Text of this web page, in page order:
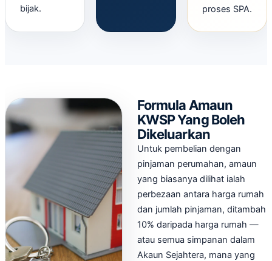
bijak.
proses SPA.
Formula Amaun
KWSP Yang Boleh
Dikeluarkan
Untuk pembelian dengan
pinjaman perumahan, amaun
yang biasanya dilihat ialah
perbezaan antara harga rumah
dan jumlah pinjaman, ditambah
10% daripada harga rumah —
atau semua simpanan dalam
Akaun Sejahtera, mana yang